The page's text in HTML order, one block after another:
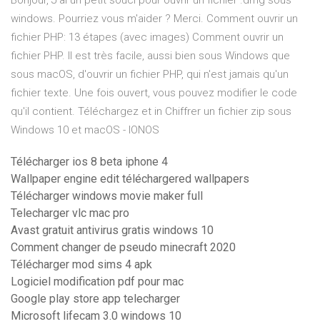
windows. Pourriez vous m'aider ? Merci. Comment ouvrir un
fichier PHP: 13 étapes (avec images) Comment ouvrir un
fichier PHP. Il est très facile, aussi bien sous Windows que
sous macOS, d'ouvrir un fichier PHP, qui n'est jamais qu'un
fichier texte. Une fois ouvert, vous pouvez modifier le code
qu'il contient. Téléchargez et in Chiffrer un fichier zip sous
Windows 10 et macOS - IONOS
Télécharger ios 8 beta iphone 4
Wallpaper engine edit téléchargered wallpapers
Télécharger windows movie maker full
Telecharger vlc mac pro
Avast gratuit antivirus gratis windows 10
Comment changer de pseudo minecraft 2020
Télécharger mod sims 4 apk
Logiciel modification pdf pour mac
Google play store app telecharger
Microsoft lifecam 3.0 windows 10